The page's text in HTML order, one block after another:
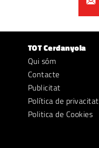
TOT Cerdanyola
Qui sóm
Contacte
Publicitat
Política de privacitat
Politica de Cookies